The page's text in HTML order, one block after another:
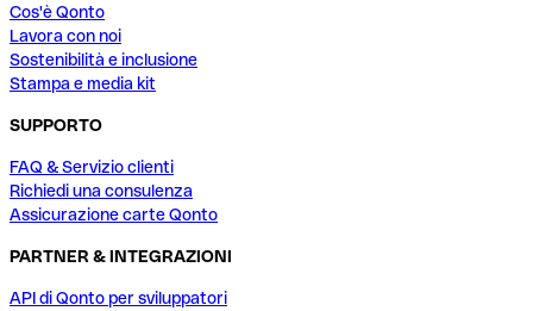
Cos'è Qonto
Lavora con noi
Sostenibilità e inclusione
Stampa e media kit
SUPPORTO
FAQ & Servizio clienti
Richiedi una consulenza
Assicurazione carte Qonto
PARTNER & INTEGRAZIONI
API di Qonto per sviluppatori